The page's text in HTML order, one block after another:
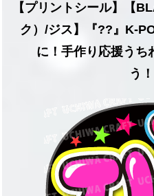
【プリントシール】【
ク）/ジス】『??』K-
に！手作り応援うち
う